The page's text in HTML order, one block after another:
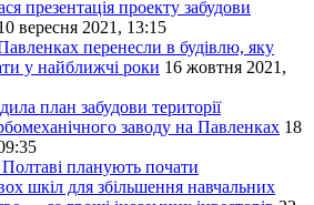
презентація проекту забудови
вересня 2021, 13:15
перенесли в будівлю, яку
у найближчі роки 16 жовтня 2021,
план забудови території
заводу на Павленках 18
планують почати
шкіл для збільшення навчальних